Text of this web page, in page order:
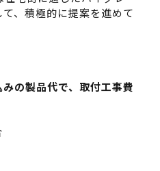
、積極的に提案を進めて
の製品代で、取付工事費